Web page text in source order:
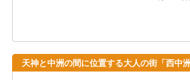
天神と中洲の間に位置する大人の街「西中